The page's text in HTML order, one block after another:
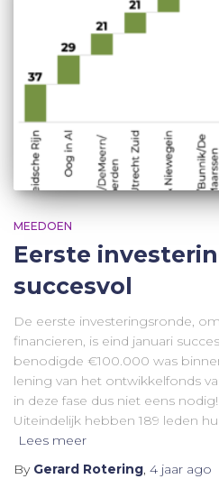
MEEDOEN
Eerste
succesvol
De eerste investeringsronde,
financieren, is eind januari
benodigde €100.000 was
lening van het ontwikkelfonds
in deze fase dus niet eens
Uiteindelijk hebben 189 leden
Lees meer
By Gerard Rotering, 4 jaar ago